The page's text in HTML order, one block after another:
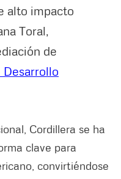
alto impacto
Toral,
de
Cordillera se ha
clave para
convirtiéndose